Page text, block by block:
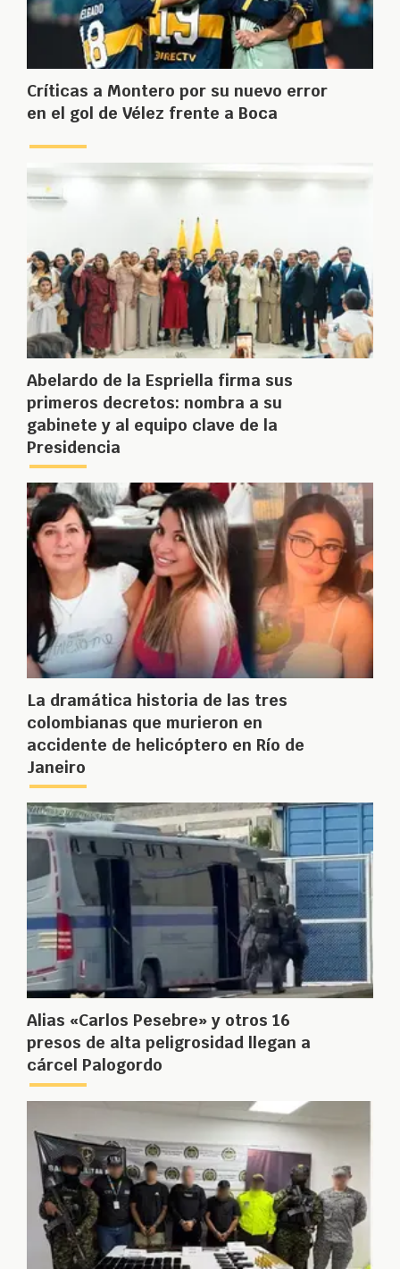
Críticas a Montero por su nuevo error
en el gol de Vélez frente a Boca
Abelardo de la Espriella firma sus
primeros decretos: nombra a su
gabinete y al equipo clave de la
Presidencia
La dramática historia de las tres
colombianas que murieron en
accidente de helicóptero en Río de
Janeiro
Alias «Carlos Pesebre» y otros 16
presos de alta peligrosidad llegan a
cárcel Palogordo